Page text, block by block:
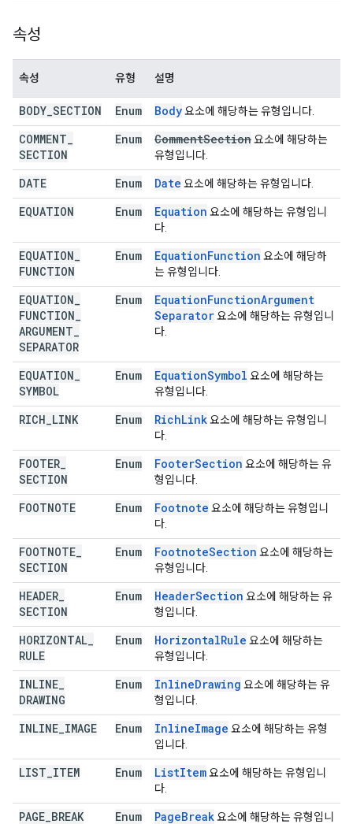
속성
속성 유형 설명
BODY SECTION Enum Body요소에 해당하는 유형입니다.
COMMENT
SECTION
Enum CommentSection요소에 해당하는
유형입니다.
DATE Enum Date 요소에 해당하는 유형입니다.
EQUATION Enum Equation 요소에 해당하는 유형입니
다.
EQUATION
FUNCTION
Enum EquationFunction 요소에 해당하
는 유형입니다.
EQUATION
FUNCTION
ARGUMENT
SEPARATOR
Enum EquationFunctionArgument
Separator요소에 해당하는 유형입니
다.
EQUATION
SYMBOL
Enum EquationSymbol 요소에 해당하는
유형입니다.
RICH LINK Enum RichLink요소에 해당하는 유형입니
다.
FOOTER
SECTION
Enum FooterSection 요소에 해당하는 유
형입니다.
FOOTNOTE Enum Footnote 요소에 해당하는 유형입니
다.
FOOTNOTE
SECTION
Enum FootnoteSection 요소에 해당하는
유형입니다.
HEADER
SECTION
Enum HeaderSection 요소에 해당하는 유
형입니다.
HORIZONTAL
RULE
Enum HorizontalRule 요소에 해당하는
유형입니다.
INLINE
DRAWING
Enum InlineDrawing 요소에 해당하는 유
형입니다.
INLINE IMAGE Enum InlineImage 요소에 해당하는 유형
입니다.
LIST ITEM Enum ListItem요소에 해당하는 유형입니
다.
PAGE BREAK Enum PageBreak요소에 해당하는 유형입니